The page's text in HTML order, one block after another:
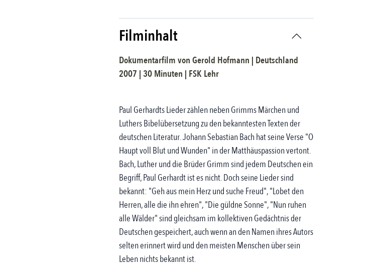
Filminhalt
Dokumentarfilm von Gerold Hofmann | Deutschland
2007 | 30Minuten | FSK Lehr
Paul Gerhardts Lieder zählen neben Grimms Märchen und
Luthers Bibelübersetzung zu den bekanntesten Texten der
deutschen Literatur. Johann Sebastian Bach hat seine Verse "O
Haupt voll Blut und Wunden" in der Matthäuspassion vertont.
Bach, Luther und die Brüder Grimm sind jedem Deutschen ein
Begriff, Paul Gerhardt ist es nicht. Doch seine Lieder sind
bekannt: "Geh aus mein Herz und suche Freud", "Lobet den
Herren, alle die ihn ehren", "Die güldne Sonne", "Nun ruhen
alle Wälder" sind gleichsam im kollektiven Gedächtnis der
Deutschen gespeichert, auch wenn an den Namen ihres Autors
selten erinnert wird und den meisten Menschen über sein
Leben nichts bekannt ist.